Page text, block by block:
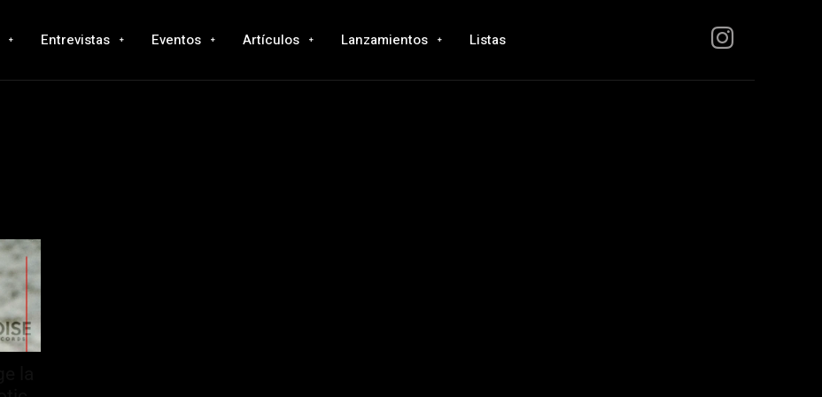
Entrevistas Eventos Artículos Lanzamientos Listas